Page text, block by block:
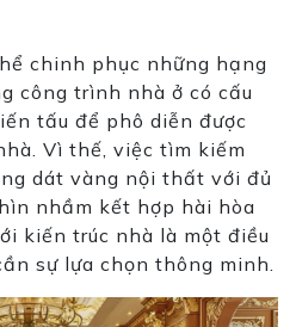
chinh phục những hạng
công trình nhà ở có cấu
tấu để phô diễn được
Vì thế, việc tìm kiếm
ng dát vàng nội thất với đủ
nhầm kết hợp hài hòa
kiến trúc nhà là một điều
sự lựa chọn thông minh.